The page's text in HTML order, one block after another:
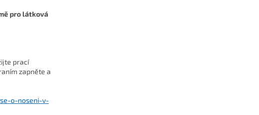
pro látková
prací
zapněte a
o-noseni-v-